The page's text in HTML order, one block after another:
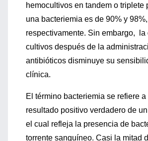
hemocultivos en tandem o triplete
una bacteriemia es de 90% y 98%,
respectivamente. Sin embargo, la
cultivos después de la
antibióticos disminuye su
clínica.
El término bacteriemia se refiere
resultado positivo verdadero de
el cual refleja la presencia de
torrente sanguíneo. Casi la mitad